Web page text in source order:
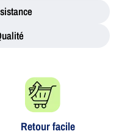
Retour facile​